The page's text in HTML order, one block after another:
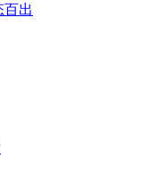
百出